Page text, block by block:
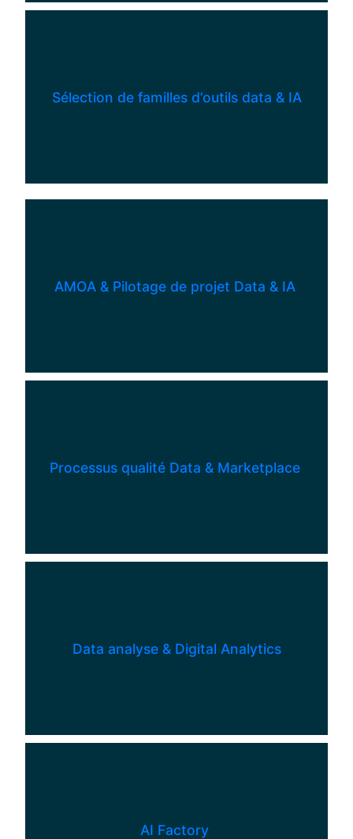
Sélection de familles d’outils data & IA
AMOA & Pilotage de projet Data & IA
Processus qualité Data & Marketplace
Data analyse & Digital Analytics
AI Factory